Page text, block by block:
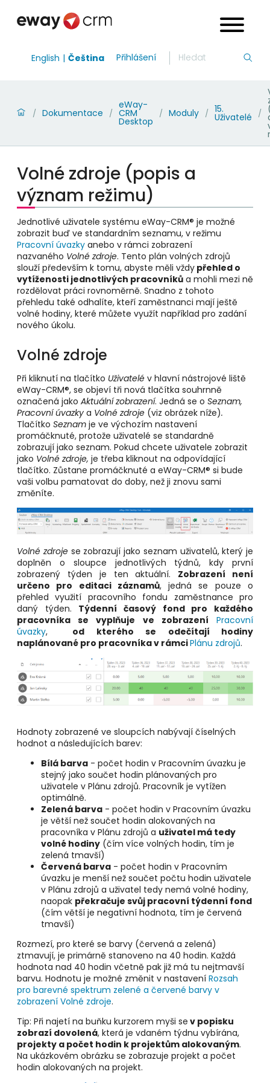
English Čeština Přihlášení
/ Dokumentace /
eWay-
CRM
Desktop
/ Moduly / 15.
Uživatelé /
Volné zdroje (popis a
význam režimu)
Jednotlivé uživatele systému eWay-CRM® je možné
zobrazit buď ve standardním seznamu, v režimu
Pracovní úvazky anebo v rámci zobrazení
nazvaného Volné zdroje. Tento plán volných zdrojů
slouží především k tomu, abyste měli vždy přehled o
vytíženosti jednotlivých pracovníků a mohli mezi ně
rozdělovat práci rovnoměrně. Snadno z tohoto
přehledu také odhalíte, kteří zaměstnanci mají ještě
volné hodiny, které můžete využít například pro zadání
nového úkolu.
Volné zdroje
Při kliknutí na tlačítko Uživatelé v hlavní nástrojové liště
eWay-CRM®, se objeví tři nová tlačítka souhrnně
označená jako Aktuální zobrazení. Jedná se o Seznam,
Pracovní úvazky a Volné zdroje (viz obrázek níže).
Tlačítko Seznam je ve výchozím nastavení
promáčknuté, protože uživatelé se standardně
zobrazují jako seznam. Pokud chcete uživatele zobrazit
jako Volné zdroje, je třeba kliknout na odpovídající
tlačítko. Zůstane promáčknuté a eWay-CRM® si bude
vaši volbu pamatovat do doby, než ji znovu sami
změníte.
Volné zdrojese zobrazují jako seznam uživatelů, který je
doplněn o sloupce jednotlivých týdnů, kdy první
zobrazený týden je ten aktuální. Zobrazení není
určeno pro editaci záznamů, jedná se pouze o
přehled využití pracovního fondu zaměstnance pro
daný týden. Týdenní časový fond pro každého
pracovníka se vyplňuje ve zobrazení
Pracovní
úvazky, od kterého se odečítají hodiny
naplánované pro pracovníka v rámciPlánu zdrojů.
Hodnoty zobrazené ve sloupcích nabývají číselných
hodnot a následujících barev:
Bílá barva - počet hodin v Pracovním úvazku je
stejný jako součet hodin plánovaných pro
uživatele v Plánu zdrojů. Pracovník je vytížen
optimálně.
Zelená barva - počet hodin v Pracovním úvazku
je větší než součet hodin alokovaných na
pracovníka v Plánu zdrojů a uživatel má tedy
volné hodiny (čím více volných hodin, tím je
zelená tmavší)
Červená barva - počet hodin v Pracovním
úvazku je menší než součet počtu hodin uživatele
v Plánu zdrojů a uživatel tedy nemá volné hodiny,
naopak překračuje svůj pracovní týdenní fond
(čím větší je negativní hodnota, tím je červená
tmavší)
Rozmezí, pro které se barvy (červená a zelená)
ztmavují, je primárně stanoveno na 40 hodin. Každá
hodnota nad 40 hodin včetně pak již má tu nejtmavší
barvu. Hodnotu je možné změnit v nastavení Rozsah
pro barevné spektrum zelené a červené barvy v
zobrazení Volné zdroje.
Tip: Při najetí na buňku kurzorem myši se v popisku
zobrazí dovolená, která je vdaném týdnu vybírána,
projekty a počet hodin k projektům alokovaným.
Na ukázkovém obrázku se zobrazuje projekt a počet
hodin alokovaných na projekt.